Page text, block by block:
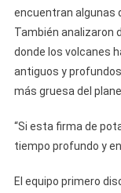
encuentran algunas
También analizaron
donde los volcanes
antiguos y
más gruesa del
“Si esta firma de
tiempo profundo y
El equipo primero